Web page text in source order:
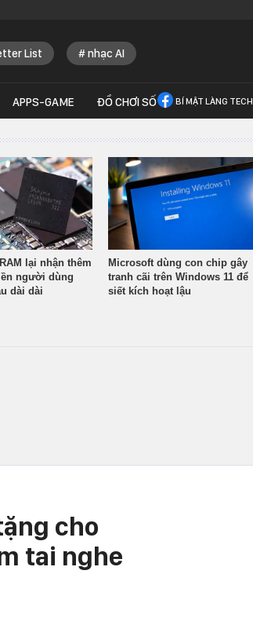
List nhạc AI
APPS-GAME ĐỒ CHƠI SỐ BÍ MẬT LÀNG TECH
lại nhận thêm
người dùng
dài dài
Microsoft dùng con chip gây
tranh cãi trên Windows 11 để
siết kích hoạt lậu
cho
tai nghe